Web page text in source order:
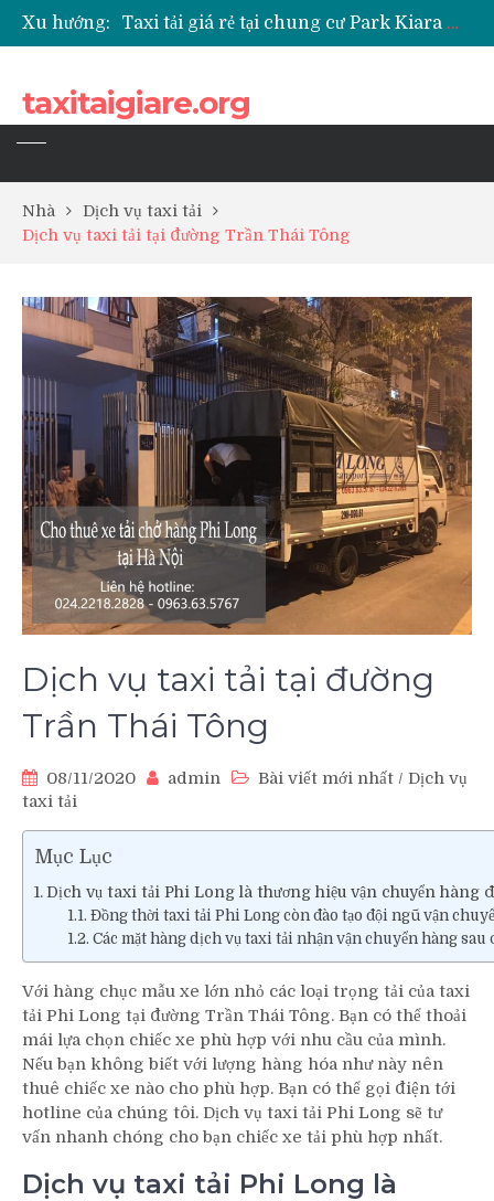
Xu hướng:
Taxi tải giá rẻ tại chung cư Park Kiara Hà Đông
Taxi tải giá rẻ tại chung cư Grande Park Phú Lãm
taxitaigiare.org
Nhà
Dịch vụ taxi tải
Dịch vụ taxi tải tại đường Trần Thái Tông
Dịch vụ taxi tải tại đường
Trần Thái Tông
08/11/2020 admin Bài viết mới nhất / Dịch vụ
taxi tải
Mục Lục
Dịch vụ taxi tải Phi Long là thương hiệu vận chuyển hàng
Đồng thời taxi tải Phi Long còn đào tạo đội ngũ vận
Các mặt hàng dịch vụ taxi tải nhận vận chuyển hàng sau
Với hàng chục mẫu xe lớn nhỏ các loại trọng tải của taxi
tải Phi Long tại đường Trần Thái Tông. Bạn có thể thoải
mái lựa chọn chiếc xe phù hợp với nhu cầu của mình.
Nếu bạn không biết với lượng hàng hóa như này nên
thuê chiếc xe nào cho phù hợp. Bạn có thể gọi điện tới
hotline của chúng tôi. Dịch vụ taxi tải Phi Long sẽ tư
vấn nhanh chóng cho bạn chiếc xe tải phù hợp nhất.
Dịch vụ taxi tải Phi Long là